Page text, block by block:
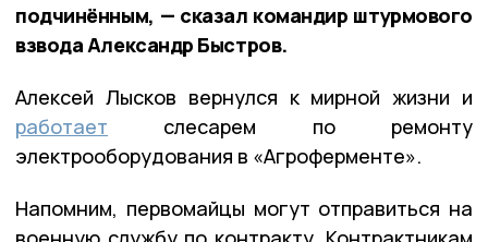
подчинённым, — сказал командир штурмового
взвода Александр Быстров.
Алексей Лысков вернулся к мирной жизни и
работает слесарем по ремонту
электрооборудования в «Агроферменте».
Напомним, первомайцы могут отправиться на